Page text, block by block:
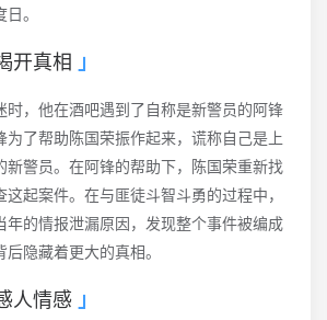
。
开真相
时，他在酒吧遇到了自称是新警员的阿锋
为了帮助陈国荣振作起来，谎称自己是上
新警员。在阿锋的帮助下，陈国荣重新找
起案件。在与匪徒斗智斗勇的过程中，
年的情报泄漏原因，发现整个事件被编成
隐藏着更大的真相。
人情感